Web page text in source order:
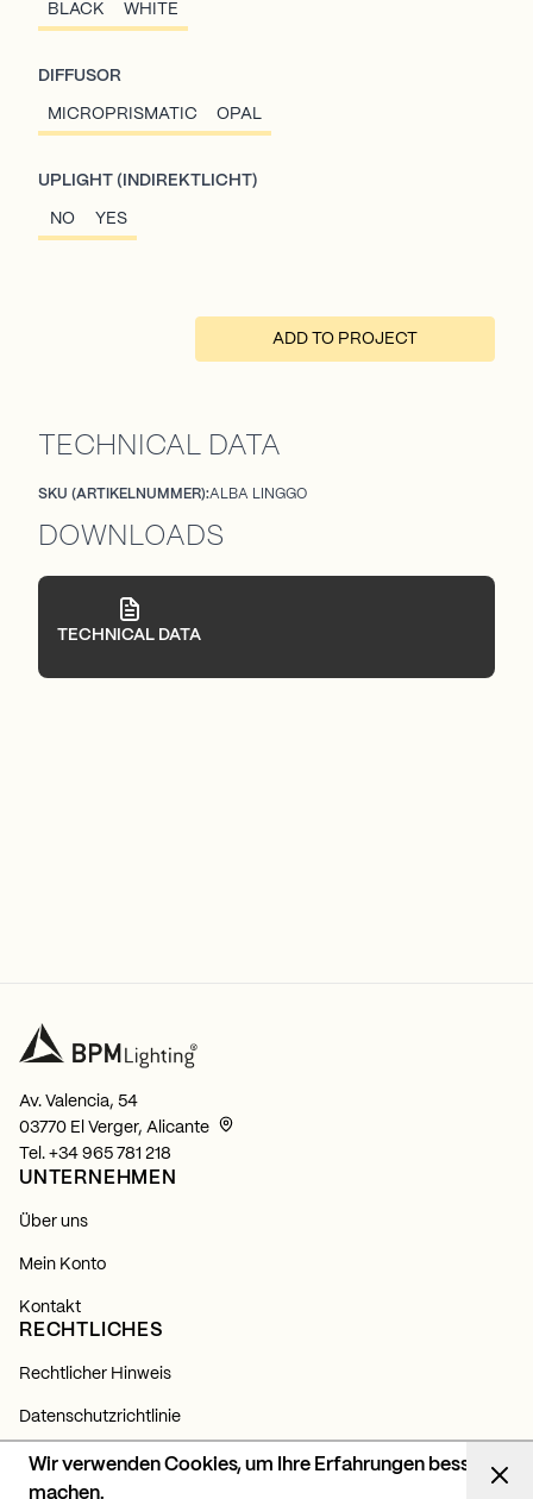
Wir verwenden Cookies, um Ihre Erfahrungen besser
machen.
BLACK WHITE
DIFFUSOR
MICROPRISMATIC OPAL
UPLIGHT (INDIREKTLICHT)
NO YES
ADD TO PROJECT
TECHNICAL DATA
SKU (ARTIKELNUMMER):ALBA LINGGO
DOWNLOADS
TECHNICAL DATA
Av. Valencia, 54
03770 El Verger, Alicante
Tel. +34 965 781 218
UNTERNEHMEN
Über uns
Mein Konto
Kontakt
RECHTLICHES
Rechtlicher Hinweis
Datenschutzrichtlinie
Cookie-Richtlinie
NEWSLETTER